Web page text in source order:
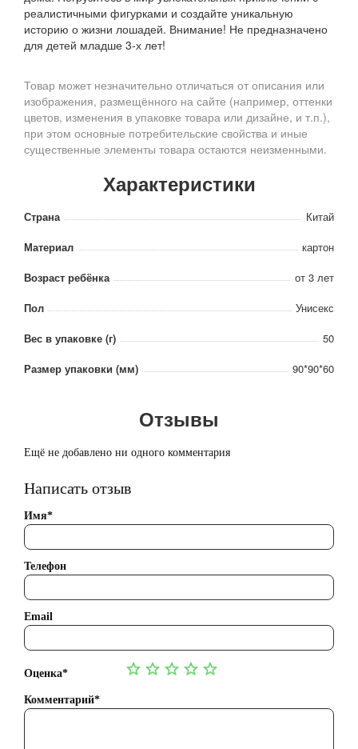
реалистичными фигурками и создайте уникальную
историю о жизни лошадей. Внимание! Не предназначено
для детей младше 3-х лет!
Товар может незначительно отличаться от описания или
изображения, размещённого на сайте (например, оттенки
цветов, изменения в упаковке товара или дизайне, и т.п.),
при этом основные потребительские свойства и иные
существенные элементы товара остаются неизменными.
Характеристики
Страна
Китай
Материал
картон
Возраст ребёнка
от 3 лет
Пол
Унисекс
Вес в упаковке (г)
50
Размер упаковки (мм)
90*90*60
Отзывы
Ещё не добавлено ни одного комментария
Написать отзыв
Имя*
Телефон
Email
Оценка*
Комментарий*